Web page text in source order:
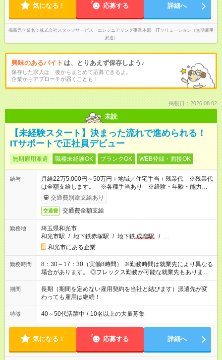
気になる！ 応募する 詳細へ
掲載元企業名
株式会社スタッフサービス エンジニアリング事業本部 ITソリューション（無期雇用
派遣）
興味のあるバイト は、とりあえず保存しよう♪
保存した求人は、後からまとめて応募できるよ。
企業からアプローチが届くことも！
掲載日：2026.08.02
未読
【未経験スタート】決まった流れで進められる！
ITサポートで正社員デビュー
無期雇用派遣 職種未経験OK ブランクOK WEB登録・面接OK
給与
月給22万5,000円～50万円＋地域／住宅手当＋残業代 ※残業代
は全額支給します。 ※各種手当あり ※経験・年齢・能力等を
考慮して加給・優遇します。
交通費別途支給あり
交通費 交通費全額支給
勤務地
埼玉県和光市
和光市駅 / 地下鉄赤塚駅 / 地下鉄 成増駅 / …
和光市にある企業
勤務時間
8：30～17：30（実働8時間） ※勤務時間は就業先により異なる
場合があります。 ◎フレックス勤務が可能な就業先もありま
す。 ◎今よりもさらに働きやすい環境をつくるべく、 働き方
改革に全社をあげて取り組んでいます。
期間
長期（期間を定めない雇用契約を当社と結びます）派遣先が変
わっても雇用は継続！
特徴 40～50代活躍中 / 10名以上の大量募集
気になる！ 応募する 詳細へ